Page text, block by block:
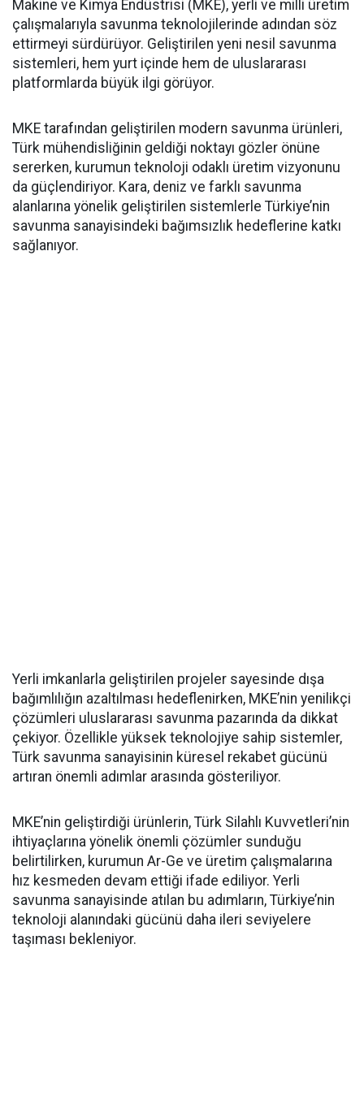
Makine ve Kimya Endüstrisi (MKE), yerli ve milli üretim
çalışmalarıyla savunma teknolojilerinde adından söz
ettirmeyi sürdürüyor. Geliştirilen yeni nesil savunma
sistemleri, hem yurt içinde hem de uluslararası
platformlarda büyük ilgi görüyor.
MKE tarafından geliştirilen modern savunma ürünleri,
Türk mühendisliğinin geldiği noktayı gözler önüne
sererken, kurumun teknoloji odaklı üretim vizyonunu
da güçlendiriyor. Kara, deniz ve farklı savunma
alanlarına yönelik geliştirilen sistemlerle Türkiye’nin
savunma sanayisindeki bağımsızlık hedeflerine katkı
sağlanıyor.
Yerli imkanlarla geliştirilen projeler sayesinde dışa
bağımlılığın azaltılması hedeflenirken, MKE’nin yenilikçi
çözümleri uluslararası savunma pazarında da dikkat
çekiyor. Özellikle yüksek teknolojiye sahip sistemler,
Türk savunma sanayisinin küresel rekabet gücünü
artıran önemli adımlar arasında gösteriliyor.
MKE’nin geliştirdiği ürünlerin, Türk Silahlı Kuvvetleri’nin
ihtiyaçlarına yönelik önemli çözümler sunduğu
belirtilirken, kurumun Ar-Ge ve üretim çalışmalarına
hız kesmeden devam ettiği ifade ediliyor. Yerli
savunma sanayisinde atılan bu adımların, Türkiye’nin
teknoloji alanındaki gücünü daha ileri seviyelere
taşıması bekleniyor.